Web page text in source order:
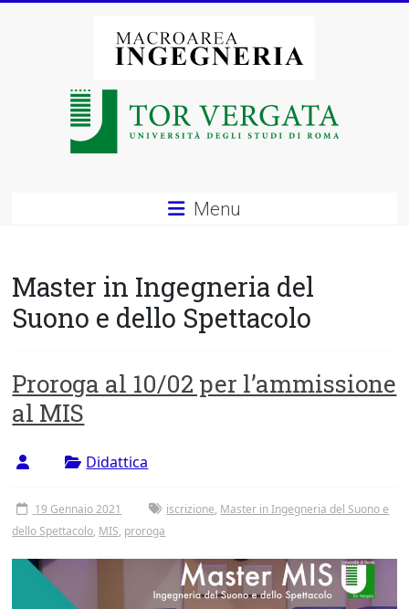
Macroarea
degli
Studi
Roma
Tor
Vergata
Menu
Master in Ingegneria del
Suono e dello Spettacolo
Proroga al 10/02 per l’ammissione
al MIS
Didattica
19 Gennaio 2021 iscrizione, Master in Ingegneria del Suono e
dello Spettacolo, MIS, proroga